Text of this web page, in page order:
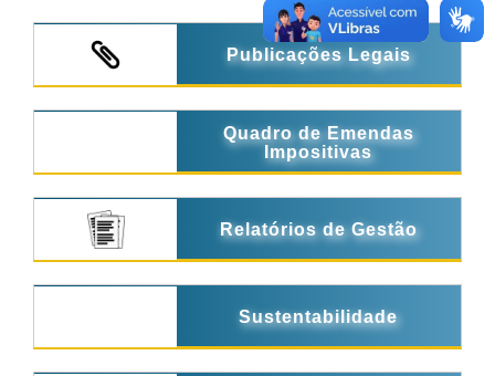
Publicações Legais
Quadro de Emendas
Impositivas
Relatórios de Gestão
Sustentabilidade